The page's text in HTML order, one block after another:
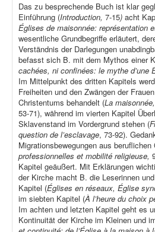
Das zu besprechende Buch ist klar
Einführung (Introduction, 7-15) acht
Églises de maisonnée: représentation
wesentliche Grundbegriffe erläutert,
Verständnis der Darlegungen
befasst sich B. mit dem Mythos einer
cachées, ni confinées: le mythe d’une
Im Mittelpunkt des dritten Kapitels
Freiheiten und den Zwängen der
Christentums behandelt (La
53-71), während im vierten Kapitel
Sklavenstand im Vordergrund stehen (
question de l’esclavage, 73-92).
Migrationsbewegungen aus beruflichen
professionnelles et mobilité religieuse,
Kapitel geäußert. Mit Erklärungen
der Kirche macht B. die Leserinnen
Kapitel (Églises en réseaux, Église
im siebten Kapitel (À l’heure du choix
Im achten und letzten Kapitel geht es
Kontinuität der Kirche im Kleinen und